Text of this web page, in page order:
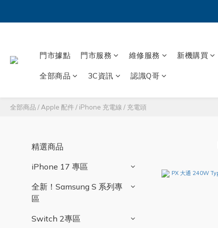
門市據點 門市服務 維修服務 新機購買
全部商品 3C資訊 認識Q哥
全部商品 / Apple 配件/ iPhone 充電線 / 充電頭
精選商品
iPhone 17 專區
全新！Samsung S 系列專
區
Switch 2專區